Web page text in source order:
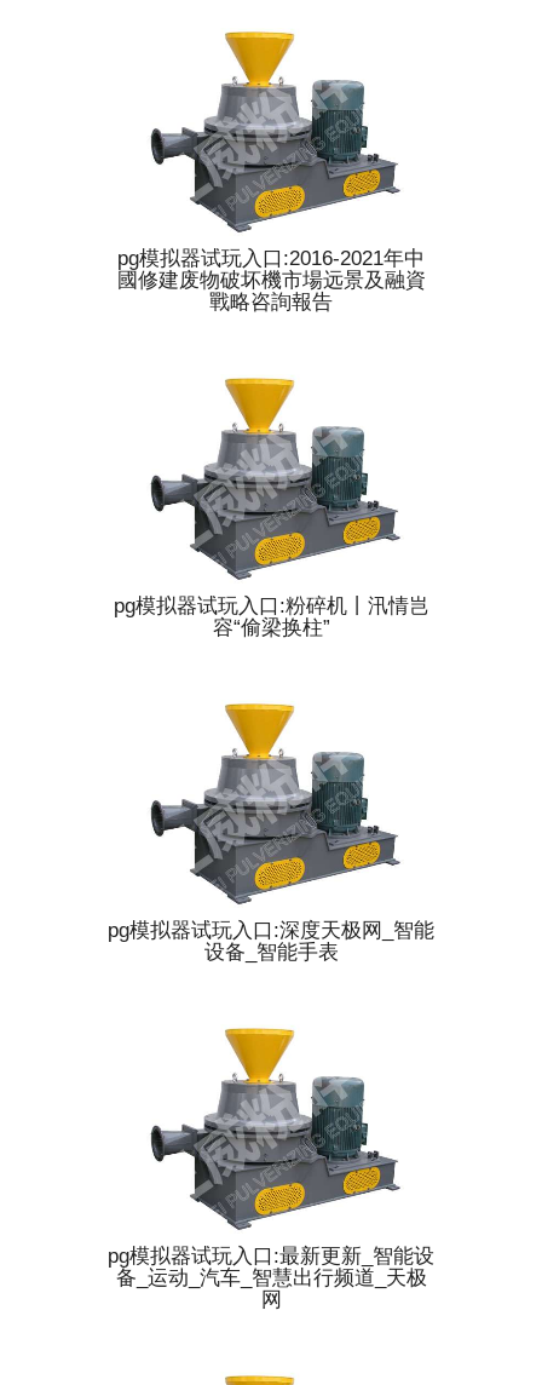
pg模拟器试玩入口:2016-2021年中
國修建废物破坏機市場远景及融資
戰略咨詢報告
pg模拟器试玩入口:粉碎机丨汛情岂
容“偷梁换柱”
pg模拟器试玩入口:深度天极网_智能
设备_智能手表
pg模拟器试玩入口:最新更新_智能设
备_运动_汽车_智慧出行频道_天极
网